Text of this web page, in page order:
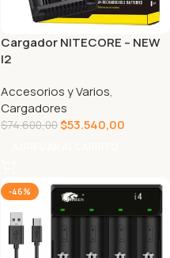
Cargador NITECORE – NEW
I2
Accesorios y Varios,
Cargadores
$74.600,00$53.540,00
-46%